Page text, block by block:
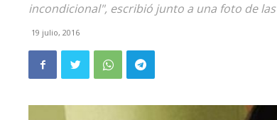
incondicional", escribió junto a una foto de
19 julio, 2016